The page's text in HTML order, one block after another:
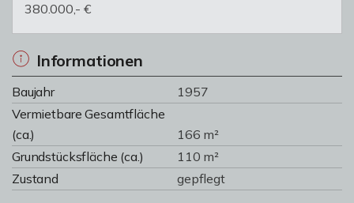
380.000,- €
Informationen
Baujahr
1957
Vermietbare Gesamtfläche
(ca.)
166 m²
Grundstücksfläche (ca.)
110 m²
Zustand
gepflegt